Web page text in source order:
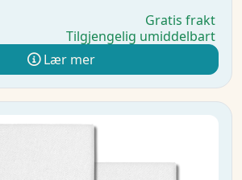
Gratis frakt
Tilgjengelig umiddelbart
Lær mer